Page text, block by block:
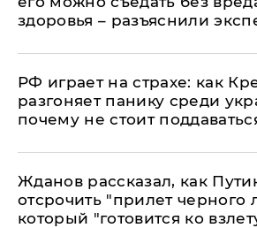
здоровья – разъяснили
РФ играет на страхе: как
разгоняет панику среди
почему не стоит
Жданов рассказал, как
отсрочить "прилет черного
который "готовится ко